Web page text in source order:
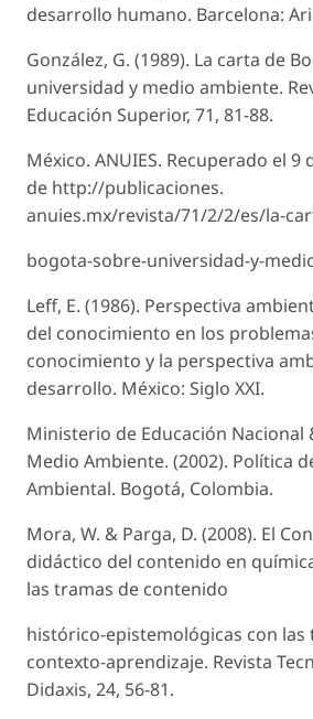
desarrollo humano. Barcelona:
González, G. (1989). La carta de
universidad y medio ambiente.
Educación Superior, 71, 81-88.
México. ANUIES. Recuperado el 9
de http://publicaciones.
anuies.mx/revista/71/2/2/es/la-
bogota-sobre-universidad-y-
Leff, E. (1986). Perspectiva
del conocimiento en los
conocimiento y la perspectiva
desarrollo. México: Siglo XXI.
Ministerio de Educación
Medio Ambiente. (2002). Política
Ambiental. Bogotá, Colombia.
Mora, W. & Parga, D. (2008). El
didáctico del contenido en
las tramas de contenido
histórico-epistemológicas con las
contexto-aprendizaje. Revista
Didaxis, 24, 56-81.